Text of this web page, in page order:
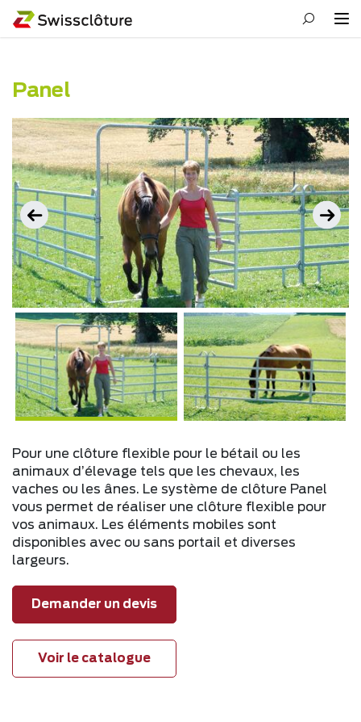
Panel
Pour une clôture flexible pour le bétail ou les
animaux d’élevage tels que les chevaux, les
vaches ou les ânes. Le système de clôture Panel
vous permet de réaliser une clôture flexible pour
vos animaux. Les éléments mobiles sont
disponibles avec ou sans portail et diverses
largeurs.
Demander un devis
Voir le catalogue